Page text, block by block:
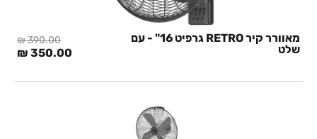
מאוורר קיר RETRO גרפיט 16" - עם
שלט
390.00
₪
המחיר
היה:
350.00
₪